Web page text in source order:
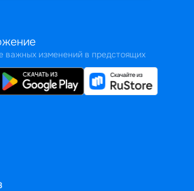
важных изменений в предстоящих